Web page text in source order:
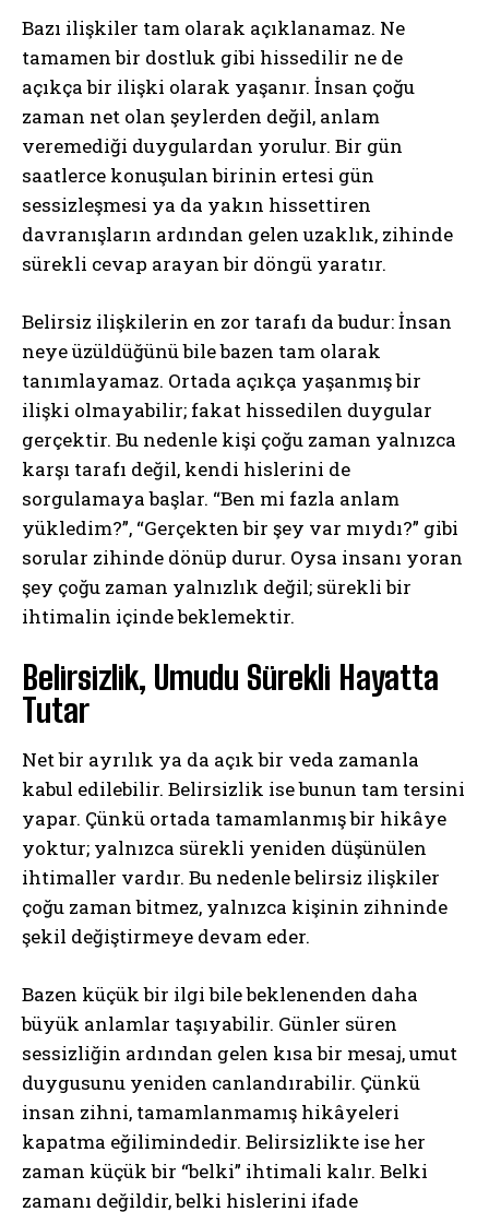
Bazı ilişkiler tam olarak açıklanamaz. Ne
tamamen bir dostluk gibi hissedilir ne de
açıkça bir ilişki olarak yaşanır. İnsan çoğu
zaman net olan şeylerden değil, anlam
veremediği duygulardan yorulur. Bir gün
saatlerce konuşulan birinin ertesi gün
sessizleşmesi ya da yakın hissettiren
davranışların ardından gelen uzaklık, zihinde
sürekli cevap arayan bir döngü yaratır.
Belirsiz ilişkilerin en zor tarafı da budur: İnsan
neye üzüldüğünü bile bazen tam olarak
tanımlayamaz. Ortada açıkça yaşanmış bir
ilişki olmayabilir; fakat hissedilen duygular
gerçektir. Bu nedenle kişi çoğu zaman yalnızca
karşı tarafı değil, kendi hislerini de
sorgulamaya başlar. “Ben mi fazla anlam
yükledim?”, “Gerçekten bir şey var mıydı?” gibi
sorular zihinde dönüp durur. Oysa insanı yoran
şey çoğu zaman yalnızlık değil; sürekli bir
ihtimalin içinde beklemektir.
Belirsizlik, Umudu Sürekli Hayatta
Tutar
Net bir ayrılık ya da açık bir veda zamanla
kabul edilebilir. Belirsizlik ise bunun tam tersini
yapar. Çünkü ortada tamamlanmış bir hikâye
yoktur; yalnızca sürekli yeniden düşünülen
ihtimaller vardır. Bu nedenle belirsiz ilişkiler
çoğu zaman bitmez, yalnızca kişinin zihninde
şekil değiştirmeye devam eder.
Bazen küçük bir ilgi bile beklenenden daha
büyük anlamlar taşıyabilir. Günler süren
sessizliğin ardından gelen kısa bir mesaj, umut
duygusunu yeniden canlandırabilir. Çünkü
insan zihni, tamamlanmamış hikâyeleri
kapatma eğilimindedir. Belirsizlikte ise her
zaman küçük bir “belki” ihtimali kalır. Belki
zamanı değildir, belki hislerini ifade